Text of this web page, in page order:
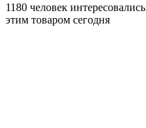
1180 человек интересовались
этим товаром сегодня